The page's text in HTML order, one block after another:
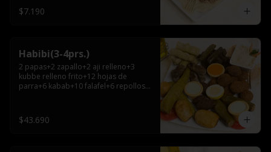
$7.190
Habibi(3-4prs.)
2 papas+2 zapallo+2 aji relleno+3
kubbe relleno frito+12 hojas de
parra+6 kabab+10 falafel+6 repollos+
$43.690